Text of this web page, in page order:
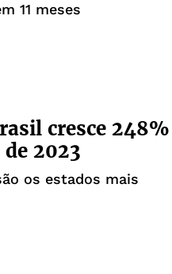
11 meses
cresce 248%
2023
os estados mais